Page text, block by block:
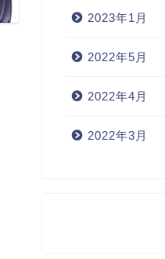
2023年1月
2022年5月
2022年4月
2022年3月